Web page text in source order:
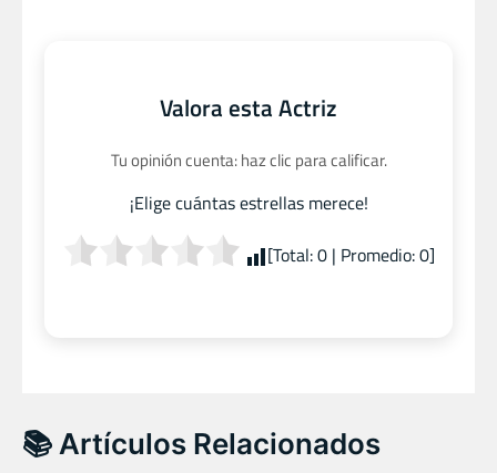
Valora esta Actriz
Tu opinión cuenta: haz clic para calificar.
¡Elige cuántas estrellas merece!
[Total:0| Promedio:0]
📚 Artículos Relacionados